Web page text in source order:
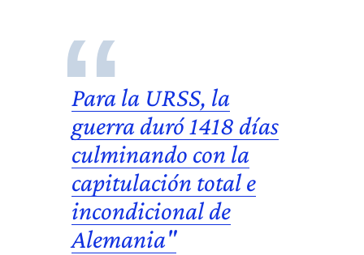
Para la URSS, la
guerra duró 1418 días
culminando con la
capitulación total e
incondicional de
Alemania"